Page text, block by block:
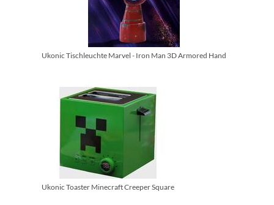
Ukonic Tischleuchte Marvel - Iron Man 3D Armored Hand
Ukonic Toaster Minecraft Creeper Square